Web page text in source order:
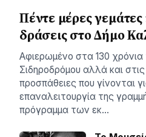
Πέντε μέρες γεμάτες
δράσεις στο Δήμο
Αφιερωμένο στα 130
Σιδηροδρόμου αλλά και
προσπάθειες που γίνονται
επαναλειτουργία της
πρόγραμμα των εκ…